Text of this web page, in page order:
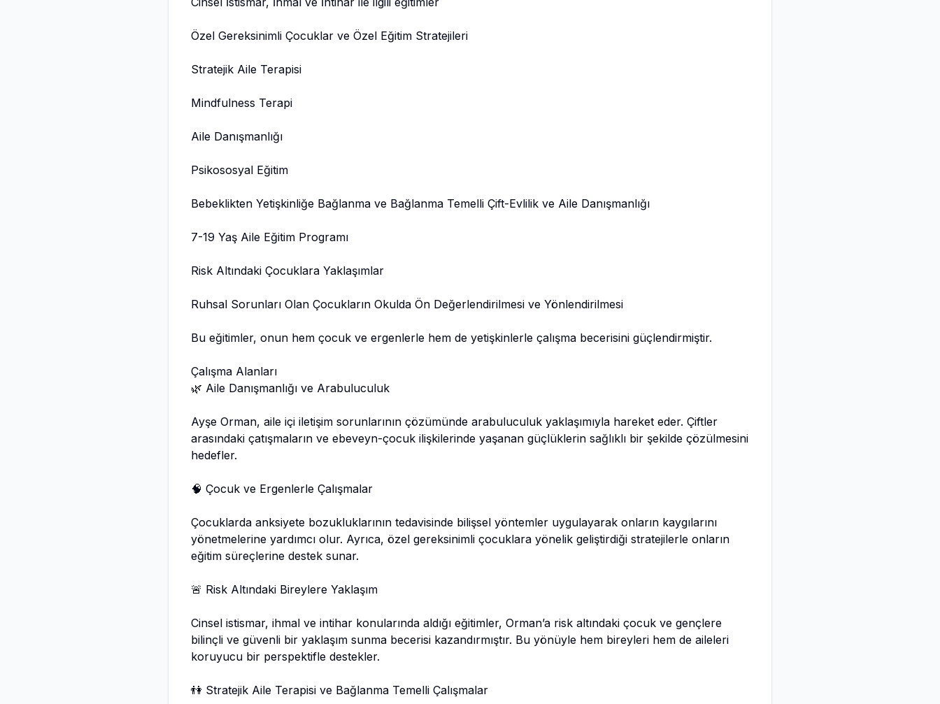
Özel Gereksinimli Çocuklar ve Özel Eğitim Stratejileri
Stratejik Aile Terapisi
Mindfulness Terapi
Aile Danışmanlığı
Psikososyal Eğitim
Bebeklikten Yetişkinliğe Bağlanma ve Bağlanma Temelli Çift-Evlilik ve Aile Danışmanlığı
7-19 Yaş Aile Eğitim Programı
Risk Altındaki Çocuklara Yaklaşımlar
Ruhsal Sorunları Olan Çocukların Okulda Ön Değerlendirilmesi ve Yönlendirilmesi
Bu eğitimler, onun hem çocuk ve ergenlerle hem de yetişkinlerle çalışma becerisini güçlendirmiştir.
Çalışma Alanları
🌿 Aile Danışmanlığı ve Arabuluculuk
Ayşe Orman, aile içi iletişim sorunlarının çözümünde arabuluculuk yaklaşımıyla hareket eder. Çiftler
arasındaki çatışmaların ve ebeveyn-çocuk ilişkilerinde yaşanan güçlüklerin sağlıklı bir şekilde çözülmesini
hedefler.
🧠 Çocuk ve Ergenlerle Çalışmalar
Çocuklarda anksiyete bozukluklarının tedavisinde bilişsel yöntemler uygulayarak onların kaygılarını
yönetmelerine yardımcı olur. Ayrıca, özel gereksinimli çocuklara yönelik geliştirdiği stratejilerle onların
eğitim süreçlerine destek sunar.
🚨 Risk Altındaki Bireylere Yaklaşım
Cinsel istismar, ihmal ve intihar konularında aldığı eğitimler, Orman’a risk altındaki çocuk ve gençlere
bilinçli ve güvenli bir yaklaşım sunma becerisi kazandırmıştır. Bu yönüyle hem bireyleri hem de aileleri
koruyucu bir perspektifle destekler.
👫 Stratejik Aile Terapisi ve Bağlanma Temelli Çalışmalar